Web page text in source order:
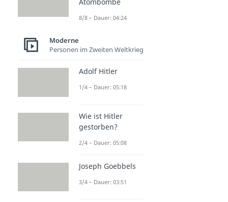
Atombombe
8/8 – Dauer: 04:24
Moderne
Personen im Zweiten Weltkrieg
Adolf Hitler
1/4 – Dauer: 05:18
Wie ist Hitler
gestorben?
2/4 – Dauer: 05:08
Joseph Goebbels
3/4 – Dauer: 03:51